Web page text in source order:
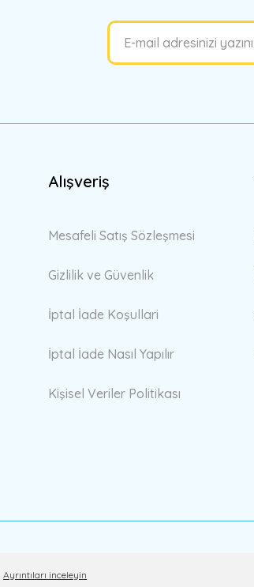
Ayrıntıları inceleyin
Alışveriş
Mesafeli Satış Sözleşmesi
Gizlilik ve Güvenlik
İptal İade Koşullari
İptal İade Nasıl Yapılır
Kişisel Veriler Politikası